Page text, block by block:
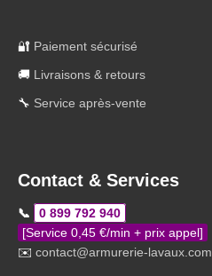
🔐 Paiement sécurisé
🚚 Livraisons & retours
🔧 Service après-vente
Contact & Services
📞
0 899 792 940
[Service 0,45 €/min + prix appel]
✉️ contact@armurerie-lavaux.com